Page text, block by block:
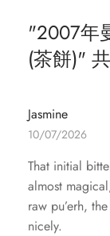
2007年
(茶餅)
Jasmine
10/07/2026
That initial
almost
raw pu’erh,
nicely.